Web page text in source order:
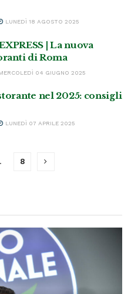
LUNEDÌ 18 AGOSTO 2025
| La nuova
di Roma
04 GIUGNO 2025
nel 2025: consigli
LUNEDÌ 07 APRILE 2025
8